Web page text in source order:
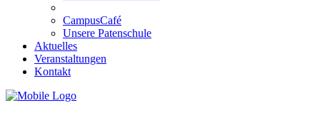
CampusCafé
Unsere Patenschule
Aktuelles
Veranstaltungen
Kontakt